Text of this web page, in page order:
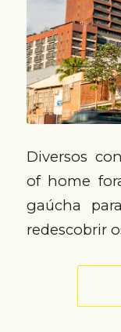
Diversos
of home
gaúcha
redescobrir